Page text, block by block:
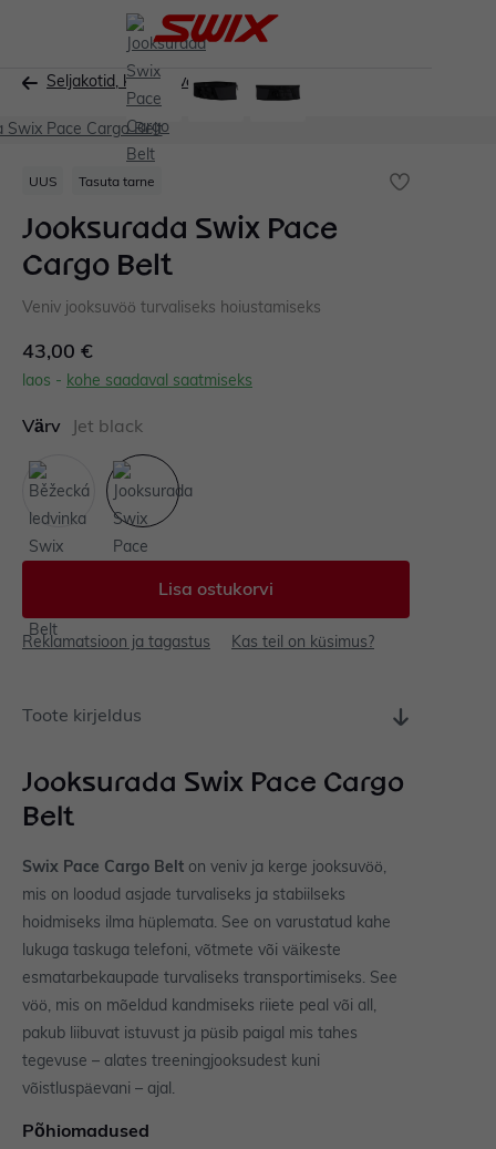
UUS Tasuta tarne
Jooksurada Swix Pace
Cargo Belt
Veniv jooksuvöö turvaliseks hoiustamiseks
43,00 €
laos - kohe saadaval saatmiseks
Värv Jet black
Lisa ostukorvi
Reklamatsioon ja tagastus Kas teil on küsimus?
Toote kirjeldus
Jooksurada Swix Pace Cargo
Belt
Swix Pace Cargo Belt on veniv ja kerge jooksuvöö,
mis on loodud asjade turvaliseks ja stabiilseks
hoidmiseks ilma hüplemata. See on varustatud kahe
lukuga taskuga telefoni, võtmete või väikeste
esmatarbekaupade turvaliseks transportimiseks. See
vöö, mis on mõeldud kandmiseks riiete peal või all,
pakub liibuvat istuvust ja püsib paigal mis tahes
tegevuse – alates treeningjooksudest kuni
võistluspäevani – ajal.
Põhiomadused